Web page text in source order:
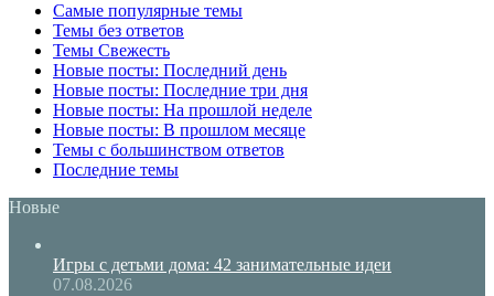
Самые популярные темы
Темы без ответов
Темы Свежесть
Новые посты: Последний день
Новые посты: Последние три дня
Новые посты: На прошлой неделе
Новые посты: В прошлом месяце
Темы с большинством ответов
Последние темы
Новые
Игры с детьми дома: 42 занимательные идеи
07.08.2026